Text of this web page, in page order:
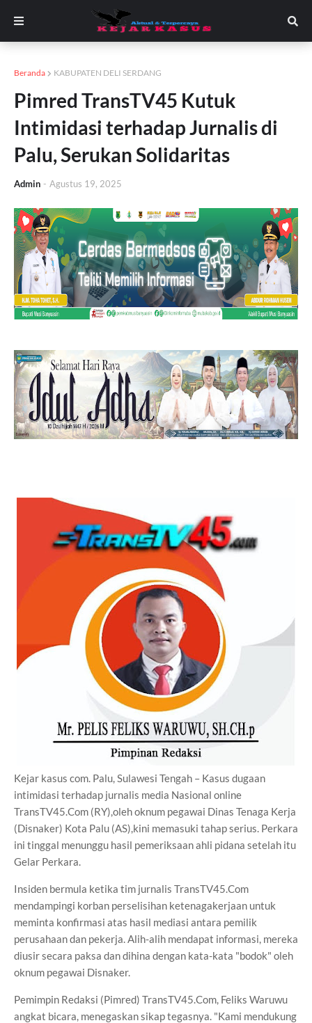
Beranda KABUPATEN DELI SERDANG
Pimred TransTV45 Kutuk
Intimidasi terhadap Jurnalis di
Palu, Serukan Solidaritas
Admin - Agustus 19, 2025
Kejar kasus com. Palu, Sulawesi Tengah – Kasus dugaan
intimidasi terhadap jurnalis media Nasional online
TransTV45.Com (RY),oleh oknum pegawai Dinas Tenaga Kerja
(Disnaker) Kota Palu (AS),kini memasuki tahap serius. Perkara
ini tinggal menunggu hasil pemeriksaan ahli pidana setelah itu
Gelar Perkara.
Insiden bermula ketika tim jurnalis TransTV45.Com
mendampingi korban perselisihan ketenagakerjaan untuk
meminta konfirmasi atas hasil mediasi antara pemilik
perusahaan dan pekerja. Alih-alih mendapat informasi, mereka
diusir secara paksa dan dihina dengan kata-kata "bodok" oleh
oknum pegawai Disnaker.
Pemimpin Redaksi (Pimred) TransTV45.Com, Feliks Waruwu
angkat bicara, menegaskan sikap tegasnya. "Kami mendukung